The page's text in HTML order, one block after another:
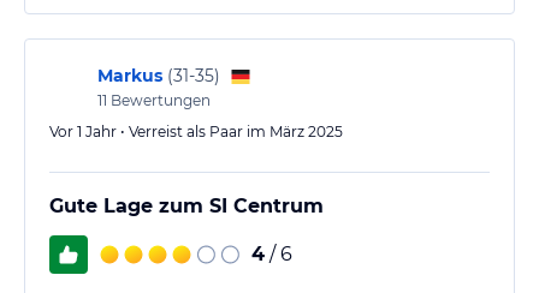
Markus (31-35)
11 Bewertungen
Vor 1 Jahr • Verreist als Paar im März 2025
Gute Lage zum SI Centrum
4 / 6